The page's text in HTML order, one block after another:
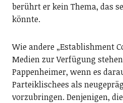
berührt er kein Thema, das
könnte.
Wie andere „Establishment
Medien zur Verfügung
Pappenheimer, wenn es
Parteiklischees als
vorzubringen. Denjenigen,